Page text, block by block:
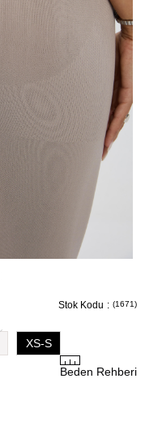
Stok Kodu (1671)
XS-S
Beden Rehberi